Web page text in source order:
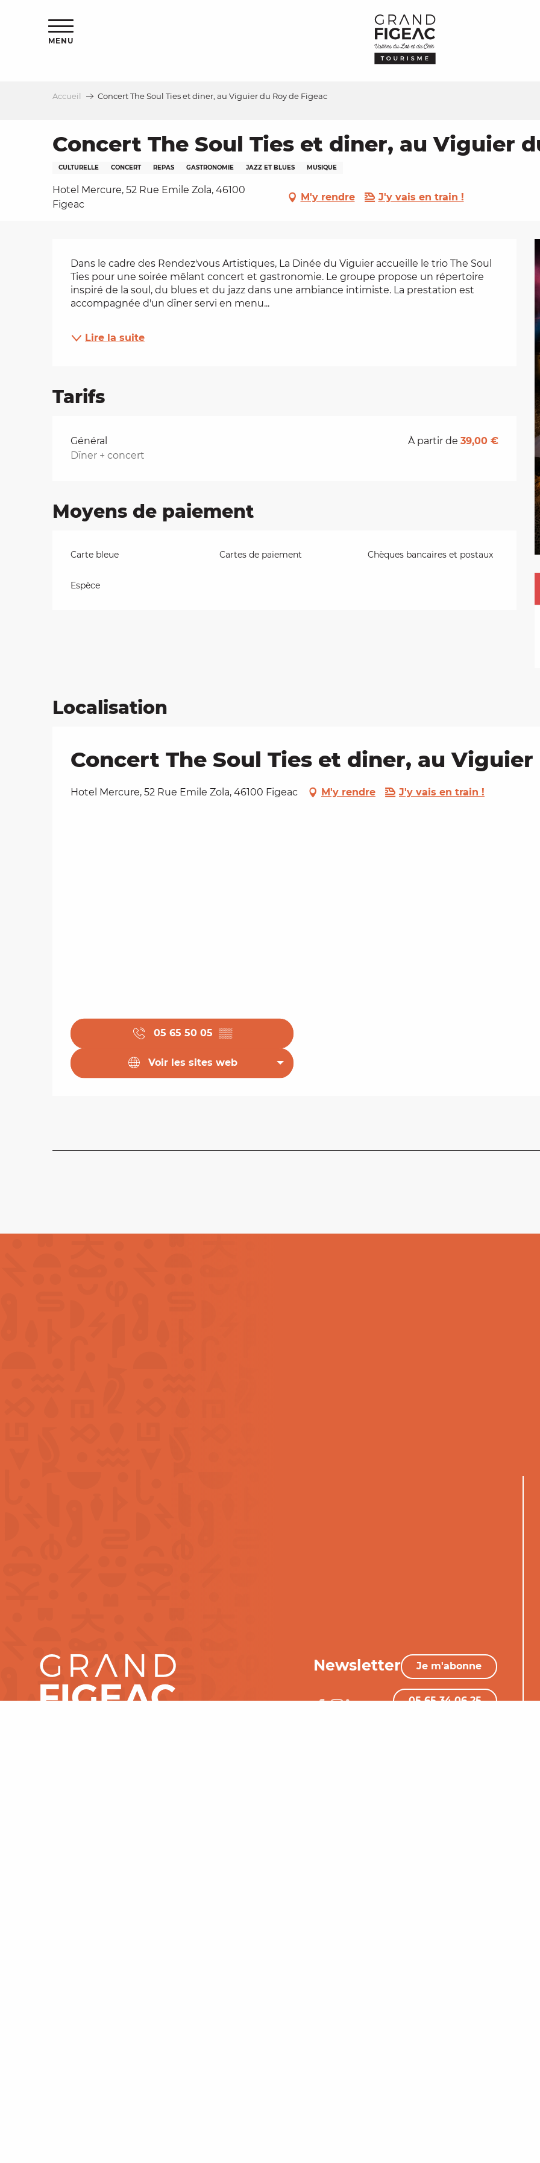
MENU
Accueil Concert The Soul Ties et diner, au Viguier du Roy de Figeac
Concert The Soul Ties et diner, au Viguier
CULTURELLE CONCERT REPAS GASTRONOMIE JAZZ ET BLUES MUSIQUE
Hotel Mercure, 52 Rue Emile Zola, 46100
Figeac
M'y rendre J'y vais en train !
Description
Dans le cadre des Rendez'vous Artistiques, La Dinée du Viguier accueille le trio The Soul
Ties pour une soirée mêlant concert et gastronomie. Le groupe propose un répertoire
inspiré de la soul, du blues et du jazz dans une ambiance intimiste. La prestation est
accompagnée d'un dîner servi en menu...
Lire la suite
Tarifs
Tarifs 2026
Général
Dîner + concert
À partir de39,00 €
Moyens de paiement
Carte bleue Cartes de paiement Chèques bancaires et postaux
Espèce
Localisation
Concert The Soul Ties et diner, au Viguier
Hotel Mercure, 52 Rue Emile Zola, 46100 Figeac M'y rendre J'y vais en train !
05 65 50 05 ▒▒
Voir les sites web
Newsletter Je m'abonne
05 65 34 06 25